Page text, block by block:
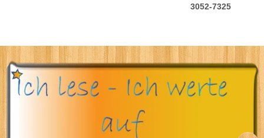
3052-7325